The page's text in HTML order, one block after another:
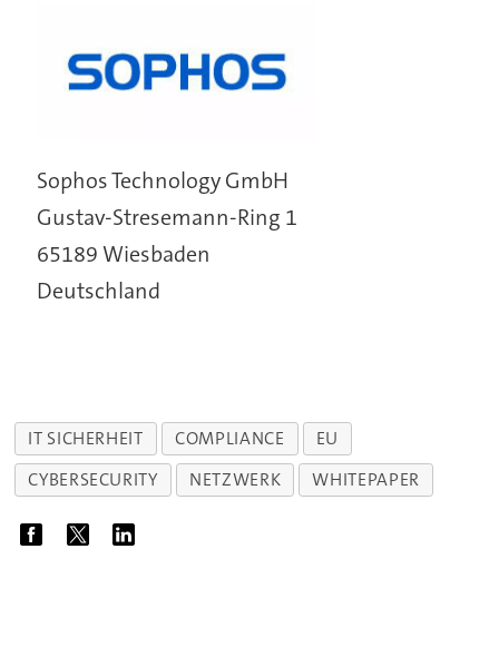
Sophos Technology GmbH
Gustav-Stresemann-Ring 1
65189 Wiesbaden
Deutschland
IT SICHERHEIT COMPLIANCE
EU
CYBERSECURITY
NETZWERK WHITEPAPER